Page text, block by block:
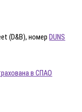
(D&B), номерDUNS
в СПАО